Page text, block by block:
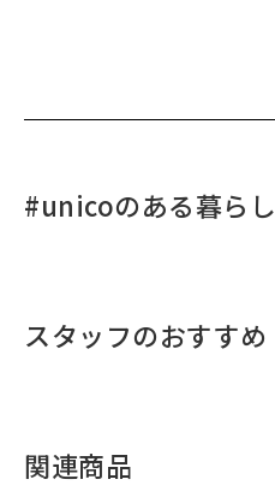
#unicoのある暮らし
スタッフのおすすめ
関連商品